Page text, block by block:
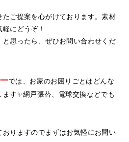
ご提案を心がけております。素材
にどうぞ！
と思ったら、ぜひお問い合わせくだ
では、お家のお困りごとはどんな
す✨網戸張替、電球交換などでも
りますのでまずはお気軽にお問い